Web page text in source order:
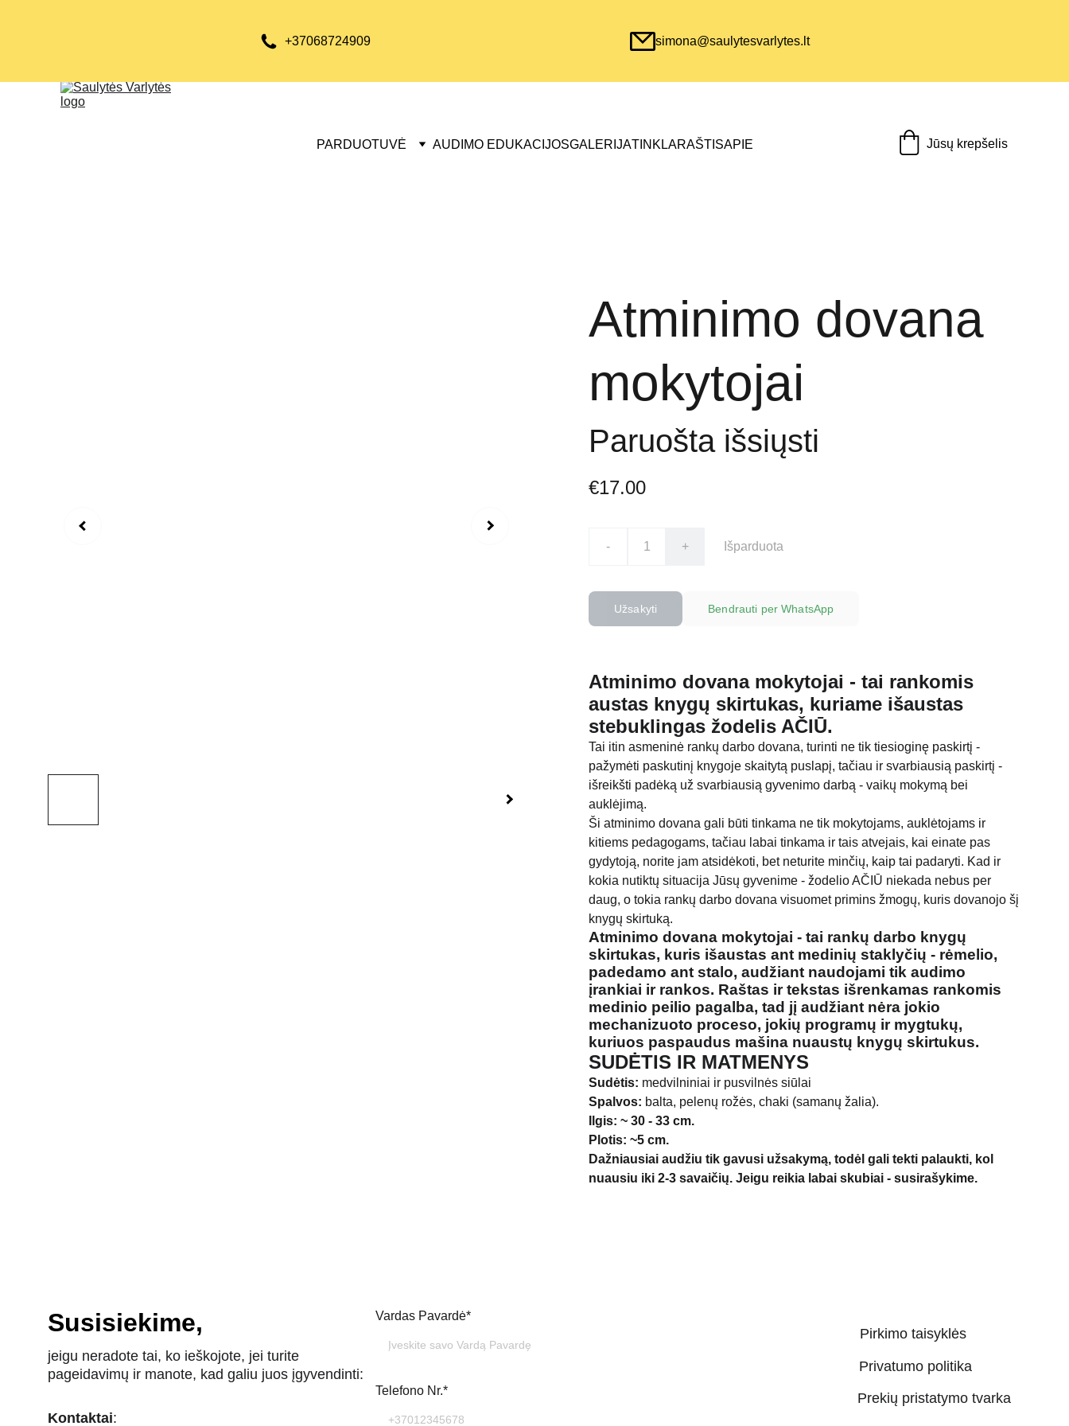
PARDUOTUVĖ AUDIMO EDUKACIJOSGALERIJATINKLARAŠTISAPIE Jūsų krepšelis
Atminimo dovana
mokytojai
Paruošta išsiųsti
€17.00
- + Išparduota
Užsakyti Bendrauti per WhatsApp
Atminimo dovana mokytojai - tai rankomis
austas knygų skirtukas, kuriame išaustas
stebuklingas žodelis AČIŪ.
Tai itin asmeninė rankų darbo dovana, turinti ne tik tiesioginę paskirtį -
pažymėti paskutinį knygoje skaitytą puslapį, tačiau ir svarbiausią paskirtį -
išreikšti padėką už svarbiausią gyvenimo darbą - vaikų mokymą bei
auklėjimą.
Ši atminimo dovana gali būti tinkama ne tik mokytojams, auklėtojams ir
kitiems pedagogams, tačiau labai tinkama ir tais atvejais, kai einate pas
gydytoją, norite jam atsidėkoti, bet neturite minčių, kaip tai padaryti. Kad ir
kokia nutiktų situacija Jūsų gyvenime - žodelio AČIŪ niekada nebus per
daug, o tokia rankų darbo dovana visuomet primins žmogų, kuris dovanojo šį
knygų skirtuką.
Atminimo dovana mokytojai - tai rankų darbo knygų
skirtukas, kuris išaustas ant medinių staklyčių - rėmelio,
padedamo ant stalo, audžiant naudojami tik audimo
įrankiai ir rankos. Raštas ir tekstas išrenkamas rankomis
medinio peilio pagalba, tad jį audžiant nėra jokio
mechanizuoto proceso, jokių programų ir mygtukų,
kuriuos paspaudus mašina nuaustų knygų skirtukus.
SUDĖTIS IR MATMENYS
Sudėtis: medvilniniai ir pusvilnės siūlai
Spalvos: balta, pelenų rožės, chaki (samanų žalia).
Ilgis: ~ 30 - 33 cm.
Plotis: ~5 cm.
Dažniausiai audžiu tik gavusi užsakymą, todėl gali tekti palaukti, kol
nuausiu iki 2-3 savaičių. Jeigu reikia labai skubiai - susirašykime.
Susisiekime,
jeigu neradote tai, ko ieškojote, jei turite
pageidavimų ir manote, kad galiu juos įgyvendinti:
Kontaktai:
Vardas Pavardė*
Telefono Nr.*
Privatumo politika
Pirkimo taisyklės
Prekių pristatymo tvarka
+37068724909 simona@saulytesvarlytes.lt